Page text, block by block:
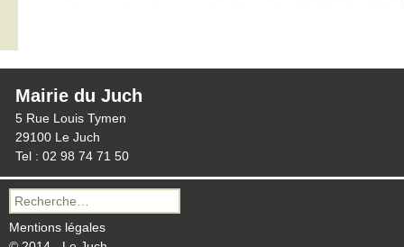
Mairie du Juch
5 Rue Louis Tymen
29100 Le Juch
Tel : 02 98 74 71 50
Recherche
pour :
Mentions légales